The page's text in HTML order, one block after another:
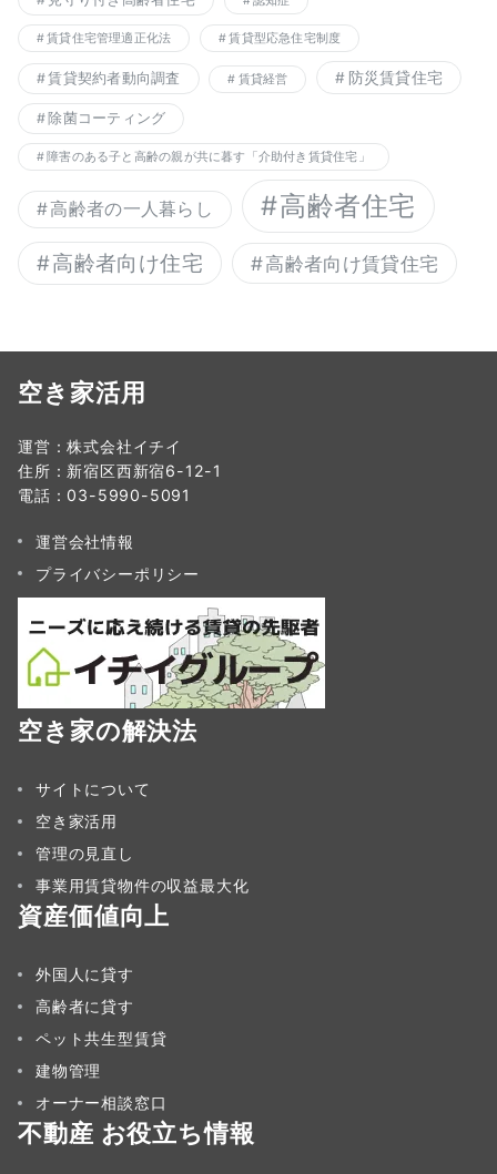
賃貸住宅管理適正化法 賃貸型応急住宅制度
賃貸契約者動向調査 賃貸経営 防災賃貸住宅
除菌コーティング
障害のある子と高齢の親が共に暮す「介助付き賃貸住宅」
高齢者の一人暮らし 高齢者住宅
高齢者向け住宅 高齢者向け賃貸住宅
空き家活用
運営：株式会社イチイ
住所：新宿区西新宿6-12-1
電話：03-5990-5091
運営会社情報
プライバシーポリシー
空き家の解決法
サイトについて
空き家活用
管理の見直し
事業用賃貸物件の収益最大化
資産価値向上
外国人に貸す
高齢者に貸す
ペット共生型賃貸
建物管理
オーナー相談窓口
不動産 お役立ち情報